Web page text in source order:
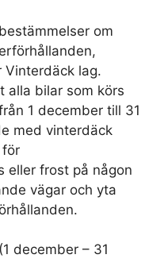
om
Vinterdäck lag.
alla bilar som körs
1 december till 31
med vinterdäck
för
eller frost på någon
vägar och yta
(1 december – 31